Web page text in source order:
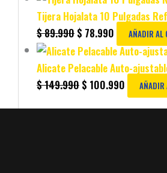
Tijera Hojalata 10 Pulgadas
$89.990 $ 78.990 AÑADIR AL
Alicate Pelacable Auto-
$149.990 $ 100.990 AÑADIR